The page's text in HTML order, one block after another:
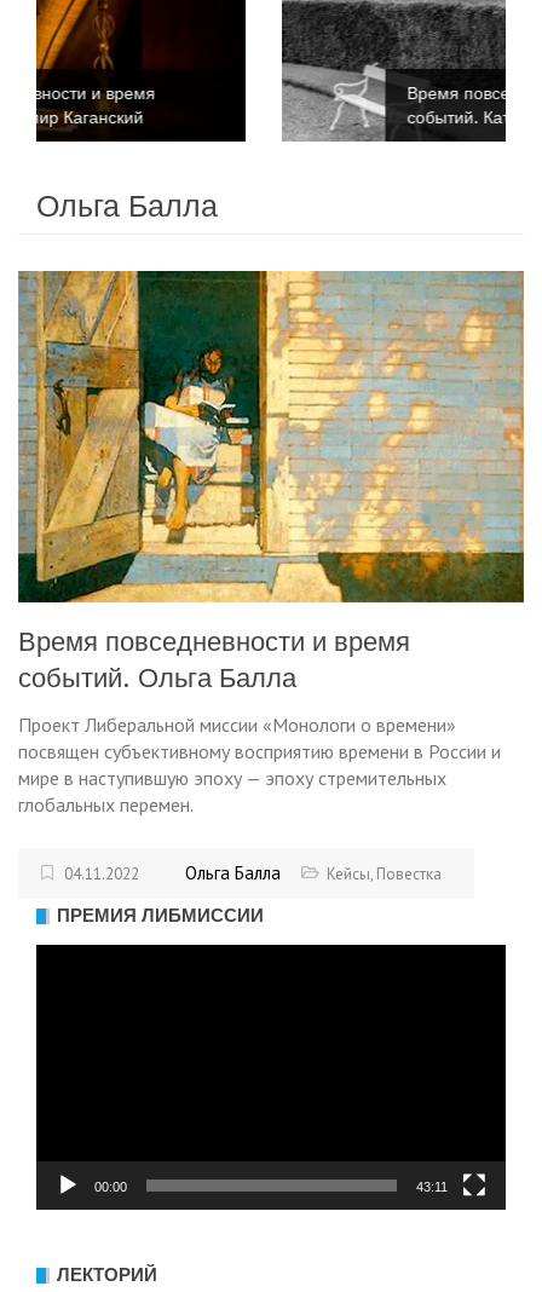
Время повседневности и время
событий. Катриона Келли
Ольга Балла
Время повседневности и время
событий. Ольга Балла
Проект Либеральной миссии «Монологи о времени»
посвящен субъективному восприятию времени в России и
мире в наступившую эпоху — эпоху стремительных
глобальных перемен.
04.11.2022 Ольга Балла Кейсы, Повестка
ПРЕМИЯ ЛИБМИССИИ
00:00 43:11
ЛЕКТОРИЙ